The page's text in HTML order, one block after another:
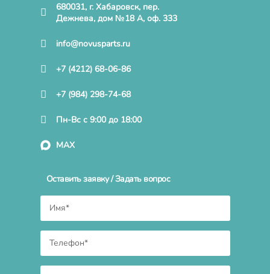
680031, г. Хабаровск, пер.
Дежнева, дом №18 А, оф. 333
info@novusparts.ru
+7 (4212) 68-06-86
+7 (984) 298-74-68
Пн-Вс с 9:00 до 18:00
MAX
Оставить заявку / Задать вопрос